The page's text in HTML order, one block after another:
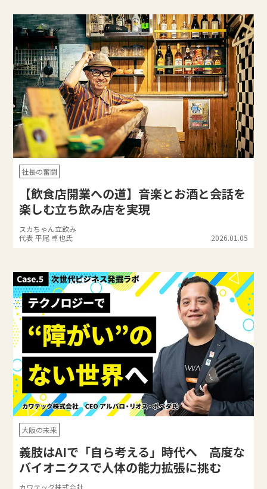
社長の奮闘
【飲食店開業への道】音楽とお酒と会話を
楽しむ立ち飲み店を実現
スカちゃん立飲み
代表 平尾 卓也氏
2026.01.05
大阪の未来
義肢はAIで「自ら考える」時代へ 高度な
バイオニクスで人体の能力拡張に挑む